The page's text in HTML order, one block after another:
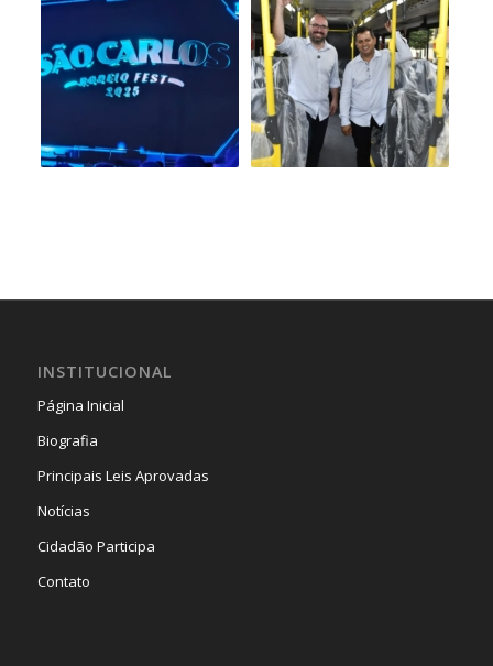
INSTITUCIONAL
Página Inicial
Biografia
Principais Leis Aprovadas
Notícias
Cidadão Participa
Contato